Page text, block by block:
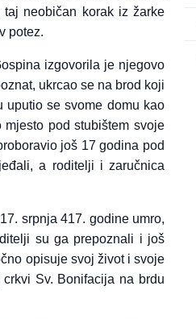
taj neobičan korak iz žarke
potez.
izgovorila je njegovo
ukrcao se na brod koji
uputio se svome domu kao
pod stubištem svoje
još 17 godina pod
a roditelji i zaručnica
srpnja 417. godine umro,
su ga prepoznali i još
opisuje svoj život i svoje
Sv. Bonifacija na brdu